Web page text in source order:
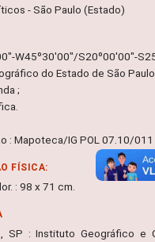
fonte
- São Paulo (Estado)
W45º30'00"/S20º00'00"-
do Estado de São Paulo
;
: Mapoteca/IG POL 07.10/011
FÍSICA:
: 98 x 71 cm.
SP : Instituto Geográfico e